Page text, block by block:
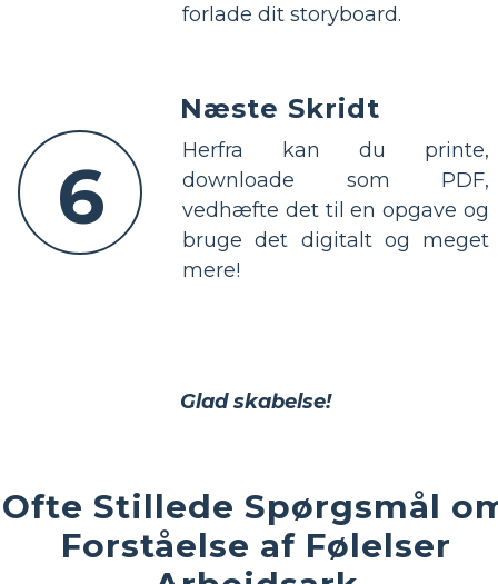
forlade dit storyboard.
6
Næste Skridt
Herfra kan du printe,
downloade som PDF,
vedhæfte det til en opgave og
bruge det digitalt og meget
mere!
Glad skabelse!
Ofte Stillede Spørgsmål
Forståelse af Følelser